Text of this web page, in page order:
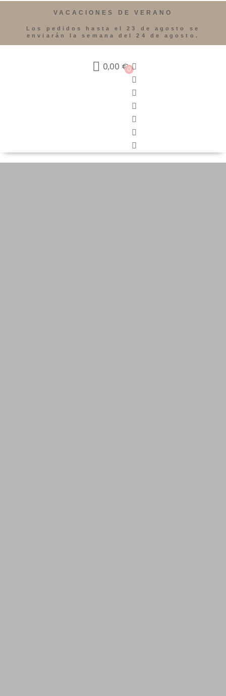
VACACIONES DE VERANO
Los pedidos hasta el 23 de agosto se
enviarán la semana del 24 de agosto.
0,00 €0